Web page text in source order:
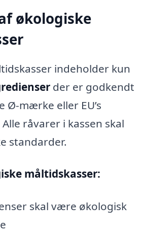
økologiske
indeholder kun
der er godkendt
Ø-mærke eller EU’s
råvarer i kassen skal
standarder.
måltidskasser:
skal være økologisk